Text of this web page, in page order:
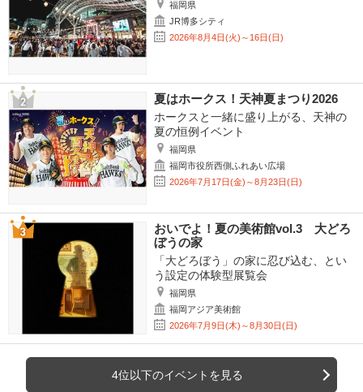
福岡県
JR博多シティ
2026年8月4日(火)～16日(日)
夏はホークス！天神夏まつり2026
ホークスと一緒に盛り上がる、天神の
夏の恒例イベント
福岡県
福岡市役所西側ふれあい広場
2026年7月17日(金)～8月23日(日)
おいでよ！夏の美術館vol.3 大どろ
ぼうの家
「大どろぼう」の家に忍び込む、とい
う設定の体験型展覧会
福岡県
福岡アジア美術館
2026年7月9日(木)～8月30日(日)
4位以下のイベントを見る